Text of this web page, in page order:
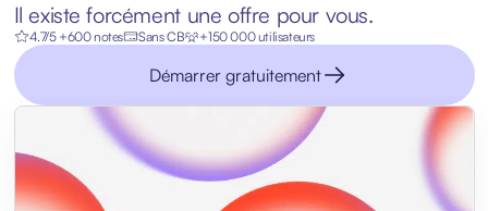
4.7/5 +600 notes Sans CB +150 000 utilisateurs
Il existe forcément une offre pour vous.
Démarrer gratuitement